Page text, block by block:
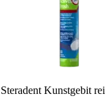
Steradent Kunstgebit